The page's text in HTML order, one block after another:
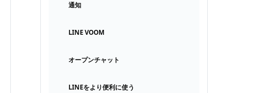
通知
LINE VOOM
オープンチャット
LINEをより便利に使う